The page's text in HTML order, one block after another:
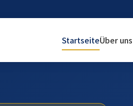
StartseiteÜber uns